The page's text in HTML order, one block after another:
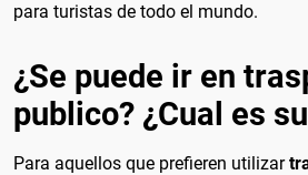
para turistas de todo el mundo.
¿Se puede ir en
publico? ¿Cual es
Para aquellos que prefieren utilizar